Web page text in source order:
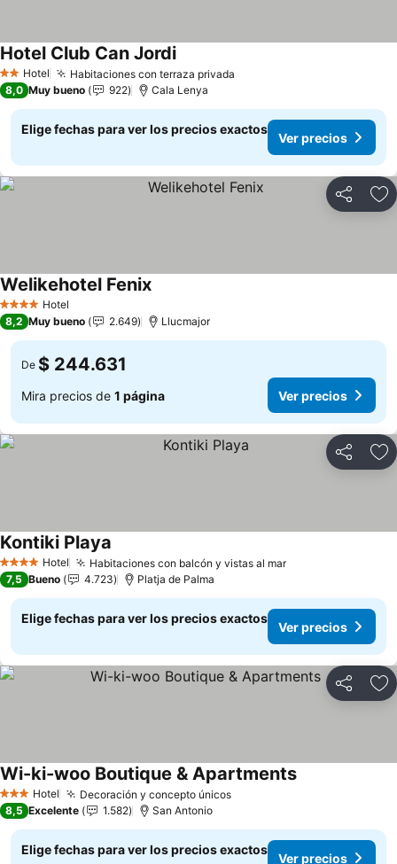
2 Estrellas
Hotel Habitaciones con terraza privada
Hotel Club Can Jordi
8,0 Muy bueno 922 Cala Lenya
Elige fechas para ver los precios exactos
Ver precios
Compartir
4 EstrellasHotel
Welikehotel Fenix
8,2 Muy bueno 2.649 Llucmajor
De $ 244.631
Mira precios de 1 página Ver precios
Compartir
4 EstrellasHotel Habitaciones con balcón y vistas al mar
Kontiki Playa
7,5 Bueno 4.723 Platja de Palma
Elige fechas para ver los precios exactos
Ver precios
Compartir
3 Estrellas
Hotel Decoración y concepto únicos
Wi-ki-woo Boutique & Apartments
8,5 Excelente 1.582 San Antonio
Elige fechas para ver los precios exactos
Ver precios